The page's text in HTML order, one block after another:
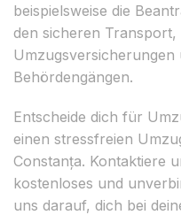
beispielsweise die
den sicheren Transport,
Behördengängen.
Entscheide dich für
einen stressfreien
Constanța. Kontaktiere
kostenloses und
uns darauf, dich bei